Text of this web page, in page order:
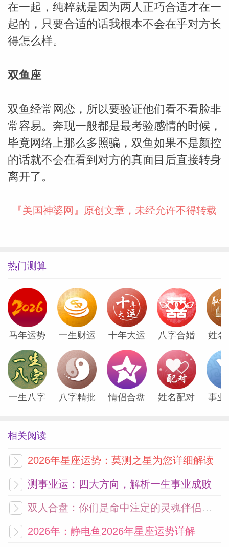
在一起，纯粹就是因为两人正巧合适才在一
起的，只要合适的话我根本不会在乎对方长
得怎么样。
双鱼座
双鱼经常网恋，所以要验证他们看不看脸非
常容易。奔现一般都是最考验感情的时候，
毕竟网络上那么多照骗，双鱼如果不是颜控
的话就不会在看到对方的真面目后直接转身
离开了。
『美国神婆网』原创文章，未经允许不得转载
热门测算
马年运势 一生财运 十年大运 八字合婚 姓名
一生八字 八字精批 情侣合盘 姓名配对 事业
相关阅读
2026年星座运势：莫测之星为您详细解读
测事业运：四大方向，解析一生事业成败
双人合盘：你们是命中注定的灵魂伴侣吗？
2026年：静电鱼2026年星座运势详解